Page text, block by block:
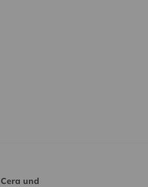
Cera und